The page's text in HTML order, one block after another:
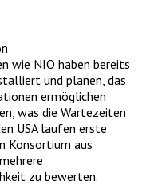
wie NIO haben bereits
und planen, das
ermöglichen
was die Wartezeiten
USA laufen erste
Konsortium aus
zu bewerten.